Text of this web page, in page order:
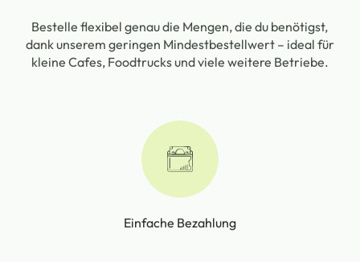
Bestelle flexibel genau die Mengen, die du benötigst,
dank unserem geringen Mindestbestellwert – ideal für
kleine Cafes, Foodtrucks und viele weitere Betriebe.
Einfache Bezahlung